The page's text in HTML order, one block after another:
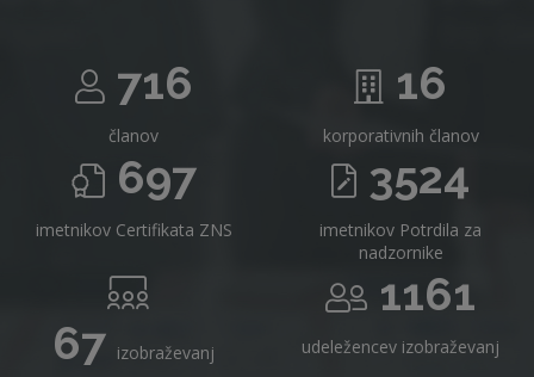
716
članov
16
korporativnih članov
697
imetnikov Certifikata ZNS
3524
imetnikov Potrdila za
nadzornike
67 izobraževanj
1161
udeležencev izobraževanj